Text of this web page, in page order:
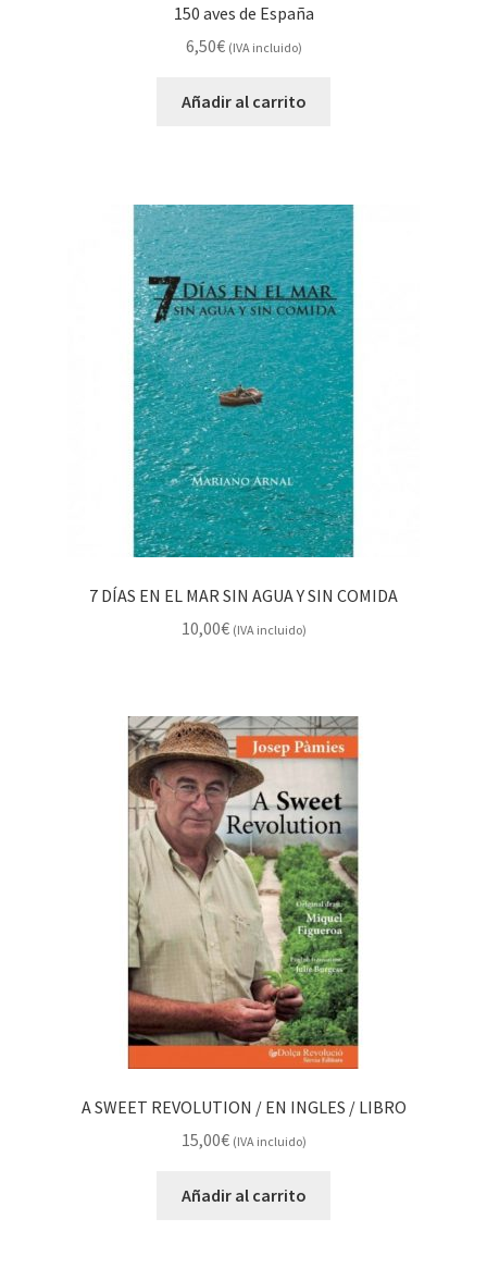
150 aves de España
6,50€ (IVA incluido)
Añadir al carrito
7 DÍAS EN EL MAR SIN AGUA Y SIN COMIDA
10,00€ (IVA incluido)
A SWEET REVOLUTION / EN INGLES / LIBRO
15,00€ (IVA incluido)
Añadir al carrito